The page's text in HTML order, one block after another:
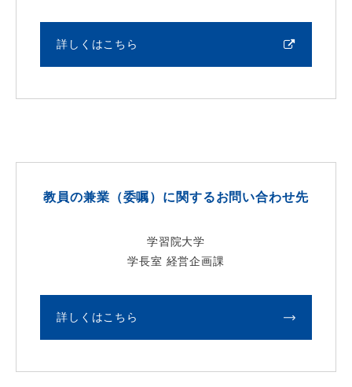
詳しくはこちら
教員の兼業（委嘱）に関するお問い合わせ先
学習院大学
学長室 経営企画課
詳しくはこちら